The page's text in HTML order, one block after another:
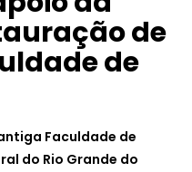
de
de
Faculdade de
do Rio Grande do